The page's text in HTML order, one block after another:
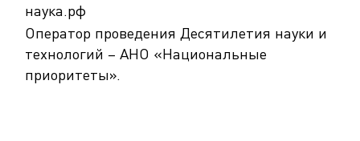
наука.рф
Оператор проведения Десятилетия науки и
технологий – АНО «Национальные
приоритеты».